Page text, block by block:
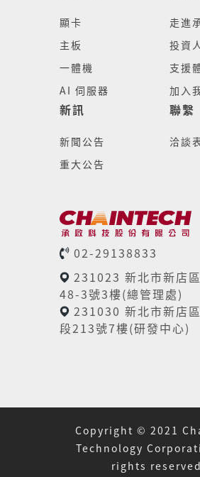
顯卡
主板
一體機
AI 伺服器
走進
投資
支援
加入
新訊
新聞公告
重大公告
聯繫
洽談
02-29138833
231023 新北市新店
48-3號3樓(總管理處)
231030 新北市新店
段213號7樓(研發中心)
Copyright © 2021
Technology
rights